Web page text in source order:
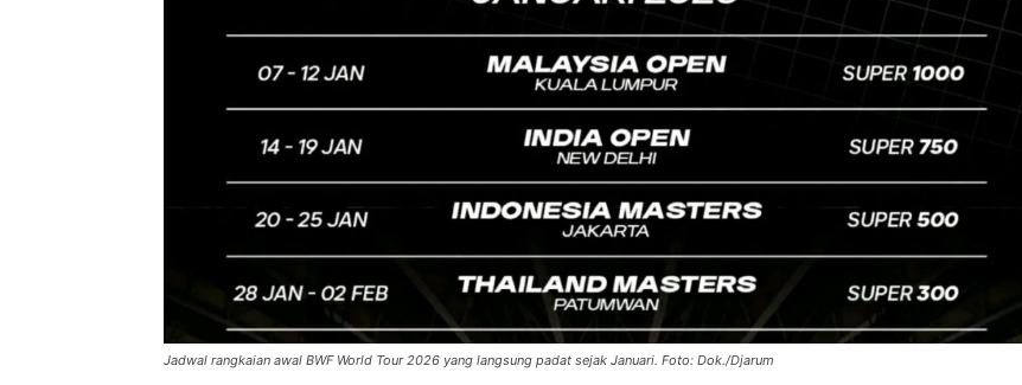
Jadwal rangkaian awal BWF World Tour 2026 yang langsung padat sejak Januari. Foto: Dok./Djarum